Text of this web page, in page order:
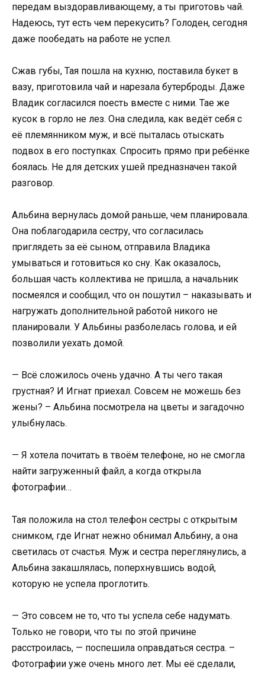
передам выздоравливающему, а ты приготовь чай.
Надеюсь, тут есть чем перекусить? Голоден, сегодня
даже пообедать на работе не успел.
Сжав губы, Тая пошла на кухню, поставила букет в
вазу, приготовила чай и нарезала бутерброды. Даже
Владик согласился поесть вместе с ними. Тае же
кусок в горло не лез. Она следила, как ведёт себя с
её племянником муж, и всё пыталась отыскать
подвох в его поступках. Спросить прямо при ребёнке
боялась. Не для детских ушей предназначен такой
разговор.
Альбина вернулась домой раньше, чем планировала.
Она поблагодарила сестру, что согласилась
приглядеть за её сыном, отправила Владика
умываться и готовиться ко сну. Как оказалось,
большая часть коллектива не пришла, а начальник
посмеялся и сообщил, что он пошутил – наказывать и
нагружать дополнительной работой никого не
планировали. У Альбины разболелась голова, и ей
позволили уехать домой.
— Всё сложилось очень удачно. А ты чего такая
грустная? И Игнат приехал. Совсем не можешь без
жены? – Альбина посмотрела на цветы и загадочно
улыбнулась.
— Я хотела почитать в твоём телефоне, но не смогла
найти загруженный файл, а когда открыла
фотографии…
Тая положила на стол телефон сестры с открытым
снимком, где Игнат нежно обнимал Альбину, а она
светилась от счастья. Муж и сестра переглянулись, а
Альбина закашлялась, поперхнувшись водой,
которую не успела проглотить.
— Это совсем не то, что ты успела себе надумать.
Только не говори, что ты по этой причине
расстроилась, — поспешила оправдаться сестра. –
Фотографии уже очень много лет. Мы её сделали,